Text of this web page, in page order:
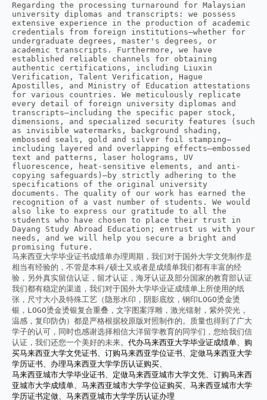
Regarding the processing turnaround for Malaysian
university diplomas and transcripts: we possess
extensive experience in the production of academic
credentials from foreign institutions—whether for
undergraduate degrees, master's degrees, or
academic transcripts. Furthermore, we have
established reliable channels for obtaining
authentic certifications, including Liuxin
Verification, Talent Verification, Hague
Apostilles, and Ministry of Education attestations
for various countries. We meticulously replicate
every detail of foreign university diplomas and
transcripts—including the specific paper stock,
dimensions, and specialized security features (such
as invisible watermarks, background shading,
embossed seals, gold and silver foil stamping—
including layered and overlapping effects—embossed
text and patterns, laser holograms, UV
fluorescence, heat-sensitive elements, and anti-
copying safeguards)—by strictly adhering to the
specifications of the original university
documents. The quality of our work has earned the
recognition of a vast number of students. We would
also like to express our gratitude to all the
students who have chosen to place their trust in
Dayang Study Abroad Education; entrust us with your
needs, and we will help you secure a bright and
promising future.
马来西亚大学毕业证书成绩单办理周期，我们对于国外大学文凭制作是
相当有经验的，不管是本科/硕士又或者是成绩单我们都有丰富的经
验，另外真实留信认证，留才认证，海牙认证及部分国家的教育部认证
我们都有稳定的渠道，我们对于国外大学毕业证成绩单上所使用的纸
张，尺寸大小及特殊工艺（隐形水印，阴影底纹，钢印LOGO烫金烫
银，LOGO烫金烫银复合重叠，文字图案浮雕，激光镭射，紫外荧光，
温感，复印防伪）都是严格根据校原版对照制作的。质量也得到了广大
学子的认可，同时也感谢选择相信大洋留学教育的同学们，您给我们信
认证，我们还您一个美好的未来。 代办马来西亚大学毕业证成绩单、购
买马来西亚大学文凭证书、订购马来西亚学位证书、定做马来西亚大学
学历证书、办理马来西亚大学学历认证购买、
马来西亚城市大学毕业证书、定做马来西亚城市大学文凭、订购马来西
亚城市大学成绩单、马来西亚城市大学学位证购买、马来西亚城市大学
学历证书定做、马来西亚城市大学学历认证办理